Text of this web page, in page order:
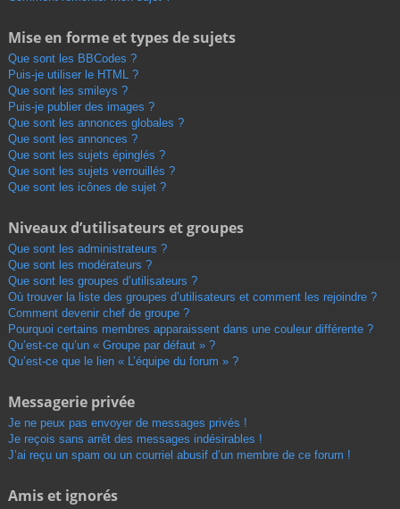
Mise en forme et types de sujets
Que sont les BBCodes ?
Puis-je utiliser le HTML ?
Que sont les smileys ?
Puis-je publier des images ?
Que sont les annonces globales ?
Que sont les annonces ?
Que sont les sujets épinglés ?
Que sont les sujets verrouillés ?
Que sont les icônes de sujet ?
Niveaux d’utilisateurs et groupes
Que sont les administrateurs ?
Que sont les modérateurs ?
Que sont les groupes d’utilisateurs ?
Où trouver la liste des groupes d’utilisateurs et comment les rejoindre ?
Comment devenir chef de groupe ?
Pourquoi certains membres apparaissent dans une couleur différente ?
Qu’est-ce qu’un « Groupe par défaut » ?
Qu’est-ce que le lien « L’équipe du forum » ?
Messagerie privée
Je ne peux pas envoyer de messages privés !
Je reçois sans arrêt des messages indésirables !
J’ai reçu un spam ou un courriel abusif d’un membre de ce forum !
Amis et ignorés